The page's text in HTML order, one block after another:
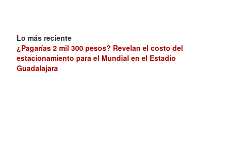
Lo más reciente
¿Pagarías 2 mil 300 pesos? Revelan el costo del
estacionamiento para el Mundial en el Estadio
Guadalajara